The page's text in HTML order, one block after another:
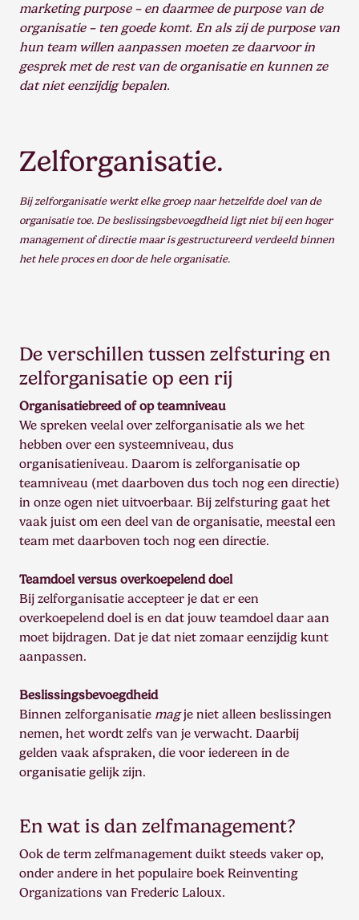
marketing purpose – en daarmee de purpose van de
organisatie – ten goede komt. En als zij de purpose van
hun team willen aanpassen moeten ze daarvoor in
gesprek met de rest van de organisatie en kunnen ze
dat niet eenzijdig bepalen.
Zelforganisatie.
Bij zelforganisatie werkt elke groep naar hetzelfde doel van de
organisatie toe. De beslissingsbevoegdheid ligt niet bij een hoger
management of directie maar is gestructureerd verdeeld binnen
het hele proces en door de hele organisatie.
De verschillen tussen zelfsturing en
zelforganisatie op een rij
Organisatiebreed of op teamniveau
We spreken veelal over zelforganisatie als we het
hebben over een systeemniveau, dus
organisatieniveau. Daarom is zelforganisatie op
teamniveau (met daarboven dus toch nog een directie)
in onze ogen niet uitvoerbaar. Bij zelfsturing gaat het
vaak juist om een deel van de organisatie, meestal een
team met daarboven toch nog een directie.
Teamdoel versus overkoepelend doel
Bij zelforganisatie accepteer je dat er een
overkoepelend doel is en dat jouw teamdoel daar aan
moet bijdragen. Dat je dat niet zomaar eenzijdig kunt
aanpassen.
Beslissingsbevoegdheid
Binnen zelforganisatie magje niet alleen beslissingen
nemen, het wordt zelfs van je verwacht. Daarbij
gelden vaak afspraken, die voor iedereen in de
organisatie gelijk zijn.
En wat is dan zelfmanagement?
Ook de term zelfmanagement duikt steeds vaker op,
onder andere in het populaire boek Reinventing
Organizations van Frederic Laloux.